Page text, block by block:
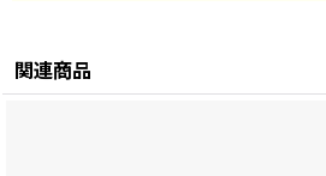
関連商品